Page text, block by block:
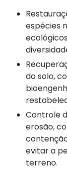
Restauração da Biodiversidade: o plantio de
espécies
Recuperação do Solo: técnicas de recomposição
do solo,
Controle da Erosão: medidas de controle de
erosão,
evitar a
terreno.